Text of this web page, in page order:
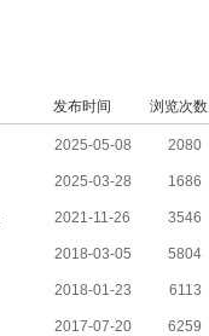
发布时间 浏览次数
2025-05-08 2080
2025-03-28 1686
2021-11-26 3546
2018-03-05 5804
2018-01-23 6113
2017-07-20 6259